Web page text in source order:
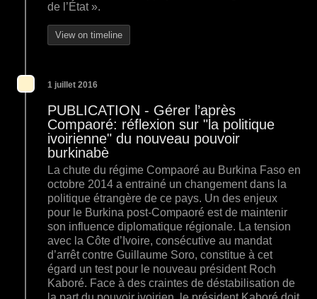
de l’État ».
View on timeline
1 juillet 2016
PUBLICATION - Gérer l’après
Compaoré: réflexion sur "la politique
ivoirienne" du nouveau pouvoir
burkinabè
La chute du régime Compaoré au Burkina Faso en
octobre 2014 a entrainé un changement dans la
politique étrangère de ce pays. Un des enjeux
pour le Burkina post-Compaoré est de maintenir
son influence diplomatique régionale. La tension
avec la Côte d’Ivoire, consécutive au mandat
d’arrêt contre Guillaume Soro, constitue à cet
égard un test pour le nouveau président Roch
Kaboré. Face à des craintes de déstabilisation de